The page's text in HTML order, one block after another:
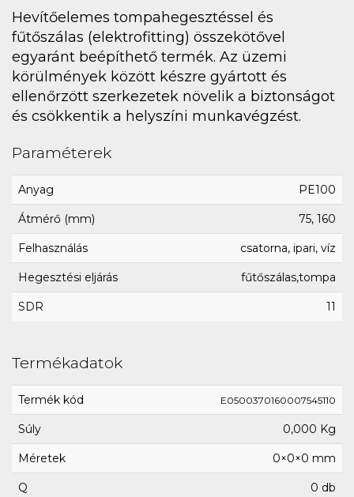
Hevítőelemes tompahegesztéssel és
fűtőszálas (elektrofitting) összekötővel
egyaránt beépíthető termék. Az üzemi
körülmények között készre gyártott és
ellenőrzött szerkezetek növelik a biztonságot
és csökkentik a helyszíni munkavégzést.
Paraméterek
Anyag PE100
Átmérő (mm) 75, 160
Felhasználás csatorna, ipari, víz
Hegesztési eljárás fűtőszálas,tompa
SDR 11
Termékadatok
Termék kód E0500370160007545110
Súly 0,000 Kg
Méretek 0×0×0 mm
Q 0 db